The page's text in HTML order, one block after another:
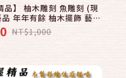
品】 柚木雕刻 魚雕刻 (現
年年有餘 柚木擺飾 藝術
手工木雕 擺設 裝飾 (A)
NT$1,000
加入購物車